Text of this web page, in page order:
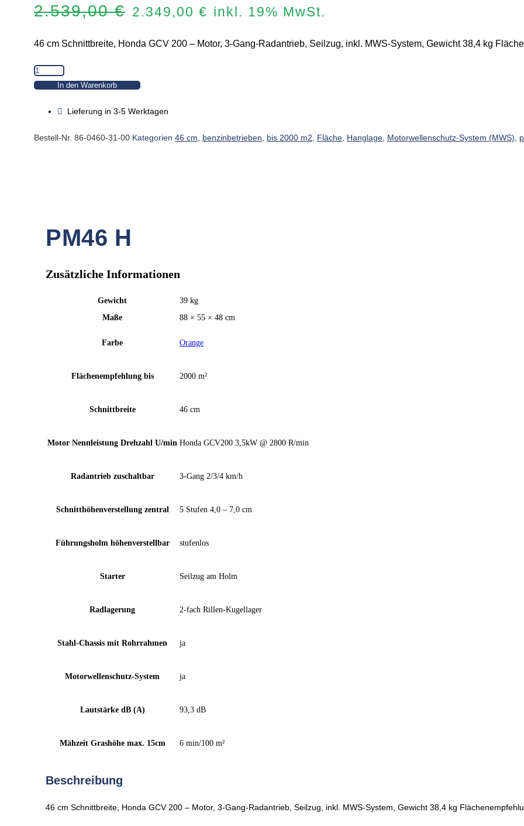
2.539,00€ Ursprünglicher
war:
2.349,00 € Aktueller
ist:
inkl. 19% MwSt.
46 cm Schnittbreite, Honda GCV 200 – Motor, 3-Gang-Radantrieb, Seilzug, inkl. MWS-System, Gewicht 38,4 kg
PM46
H
In den Warenkorb
Lieferung in 3-5 Werktagen
Bestell-Nr. 86-0460-31-00 Kategorien 46 cm benzinbetrieben bis 2000 m2 Fläche Hanglage Motorwellenschutz-System (MWS)
PM46 H
Zusätzliche Informationen
Gewicht
39 kg
Maße
88 × 55 × 48 cm
Farbe Orange
Flächenempfehlung bis 2000 m²
Schnittbreite 46 cm
Motor Nennleistung Drehzahl U/min Honda GCV200 3,5kW @ 2800 R/min
Radantrieb zuschaltbar 3-Gang 2/3/4 km/h
Schnitthöhenverstellung zentral 5 Stufen 4,0 – 7,0 cm
Führungsholm höhenverstellbar stufenlos
Starter Seilzug am Holm
Radlagerung 2-fach Rillen-Kugellager
Stahl-Chassis mit Rohrrahmen ja
Motorwellenschutz-System ja
Lautstärke dB (A) 93,3 dB
Mähzeit Grashöhe max. 15cm 6 min/100 m²
Beschreibung
46 cm Schnittbreite, Honda GCV 200 – Motor, 3-Gang-Radantrieb, Seilzug, inkl. MWS-System, Gewicht 38,4 kg